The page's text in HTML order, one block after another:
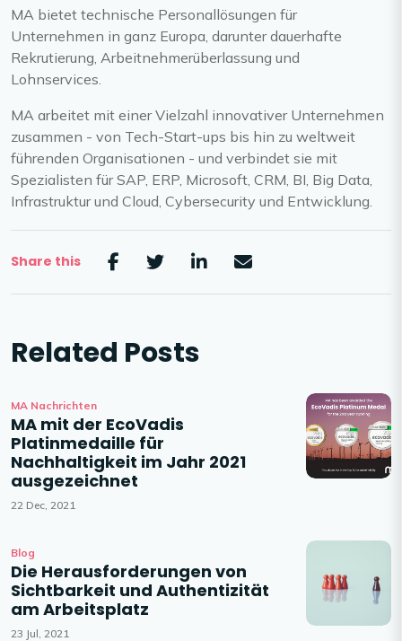
MA bietet technische Personallösungen für
Unternehmen in ganz Europa, darunter dauerhafte
Rekrutierung, Arbeitnehmerüberlassung und
Lohnservices.
MA arbeitet mit einer Vielzahl innovativer Unternehmen
zusammen - von Tech-Start-ups bis hin zu weltweit
führenden Organisationen - und verbindet sie mit
Spezialisten für SAP, ERP, Microsoft, CRM, BI, Big Data,
Infrastruktur und Cloud, Cybersecurity und Entwicklung.
Share this
Related Posts
MA Nachrichten
MA mit der EcoVadis
Platinmedaille für
Nachhaltigkeit im Jahr 2021
ausgezeichnet
22 Dec, 2021
Blog
Die Herausforderungen von
Sichtbarkeit und Authentizität
am Arbeitsplatz
23 Jul, 2021